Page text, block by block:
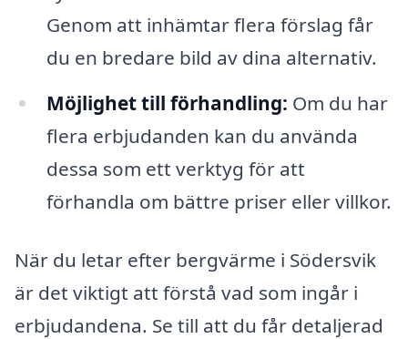
Genom att inhämtar flera förslag får
du en bredare bild av dina alternativ.
Möjlighet till förhandling: Om du har
flera erbjudanden kan du använda
dessa som ett verktyg för att
förhandla om bättre priser eller villkor.
När du letar efter bergvärme i Södersvik
är det viktigt att förstå vad som ingår i
erbjudandena. Se till att du får detaljerad